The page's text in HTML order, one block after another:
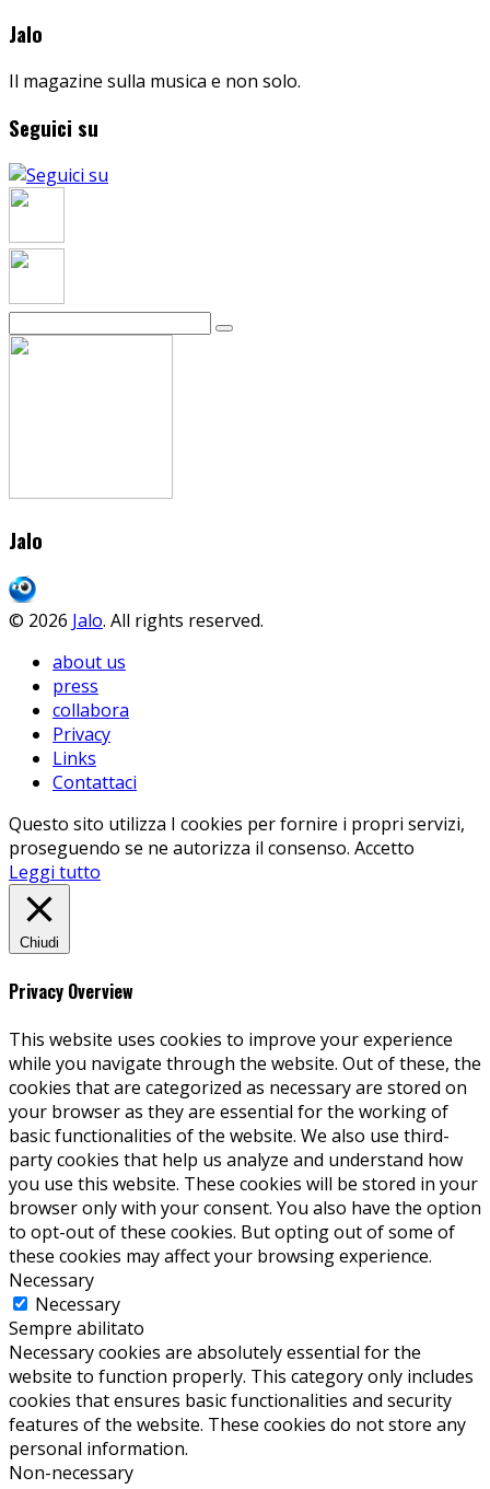
Jalo
Il magazine sulla musica e non solo.
Seguici su
Jalo
© 2026 Jalo. All rights reserved.
about us
press
collabora
Privacy
Links
Contattaci
Questo sito utilizza I cookies per fornire i propri servizi,
proseguendo se ne autorizza il consenso. Accetto
Leggi tutto
Chiudi
Privacy Overview
This website uses cookies to improve your experience
while you navigate through the website. Out of these, the
cookies that are categorized as necessary are stored on
your browser as they are essential for the working of
basic functionalities of the website. We also use third-
party cookies that help us analyze and understand how
you use this website. These cookies will be stored in your
browser only with your consent. You also have the option
to opt-out of these cookies. But opting out of some of
these cookies may affect your browsing experience.
Necessary
Necessary
Sempre abilitato
Necessary cookies are absolutely essential for the
website to function properly. This category only includes
cookies that ensures basic functionalities and security
features of the website. These cookies do not store any
personal information.
Non-necessary